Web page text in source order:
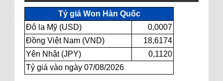
Tỷ giá Won Hàn Quốc
Đô la Mỹ (USD)
0,0007
Đồng Việt Nam (VND)
18,6174
Yên Nhật (JPY)
0,1120
Tỷ giá vào ngày 07/08/2026